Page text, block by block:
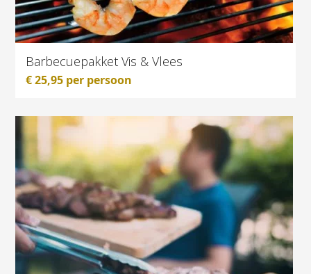
Barbecuepakket Vis & Vlees
€25,95 per persoon